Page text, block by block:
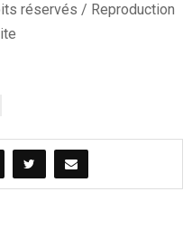
réservés / Reproduction